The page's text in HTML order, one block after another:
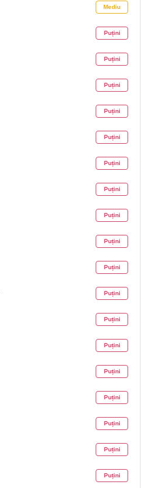
Mediu
Puțini
Puțini
Puțini
Puțini
Puțini
Puțini
Puțini
Puțini
Puțini
Puțini
Puțini
Puțini
Puțini
Puțini
Puțini
Puțini
Puțini
Puțini